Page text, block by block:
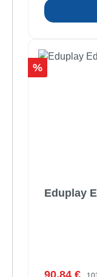
Rabatt
%
Eduplay
90,84 €